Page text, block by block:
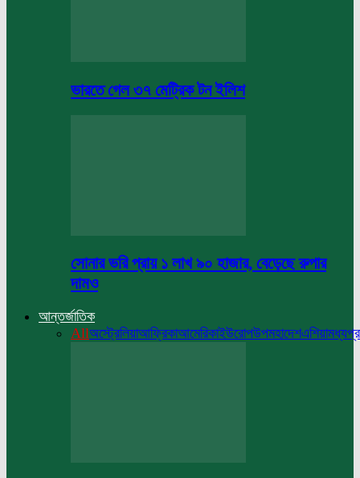
ভারতে গেল ৩৭ মেট্রিক টন ইলিশ
সোনার ভরি প্রায় ১ লাখ ৯০ হাজার, বেড়েছে রুপার
দামও
আন্তর্জাতিক
Allঅস্ট্রেলিয়াআফ্রিকাআমেরিকাইউরোপউপমহাদেশএশিয়া